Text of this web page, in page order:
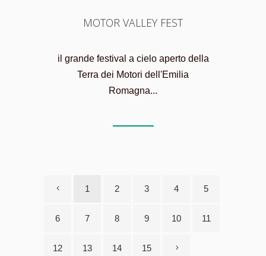
MOTOR VALLEY FEST
il grande festival a cielo aperto della
Terra dei Motori dell'Emilia
Romagna...
1 2 3 4 5
6 7 8 9 10 11
12 13 14 15